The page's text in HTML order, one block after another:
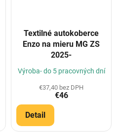
Textilné autokoberce
Enzo na mieru MG ZS
2025-
Výroba- do 5 pracovných dní
€37,40 bez DPH
€46
Detail